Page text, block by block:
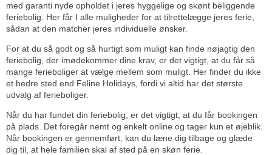
med garanti nyde opholdet i jeres hyggelige og skønt beliggende
feriebolig. Her får I alle muligheder for at tilrettelægge jeres ferie,
sådan at den matcher jeres individuelle ønsker.
For at du så godt og så hurtigt som muligt kan finde nøjagtig den
feriebolig, der imødekommer dine krav, er det vigtigt, at du får så
mange ferieboliger at vælge mellem som muligt. Her finder du ikke
et bedre sted end Feline Holidays, fordi vi altid har det største
udvalg af ferieboliger.
Når du har fundet din feriebolig, er det vigtigt, at du får bookingen
på plads. Det foregår nemt og enkelt online og tager kun et øjeblik.
Når bookingen er gennemført, kan du læne dig tilbage og glæde
dig til, at hele familien skal af sted på en skøn ferie.